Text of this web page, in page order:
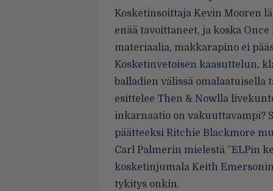
Kosketinsoittaja Kevin Mooren
enää tavoittaneet, ja koska
materiaalia, makkarapino ei
Kosketinvetoisen kaasuttelun,
balladien välissä
esittelee Then & Nowlla
inkarnaatio on vakuuttavampi?
päätteeksi Ritchie Blackmore
Carl Palmerin mielestä ”ELPin
kosketinjumala Keith
tykitys onkin.